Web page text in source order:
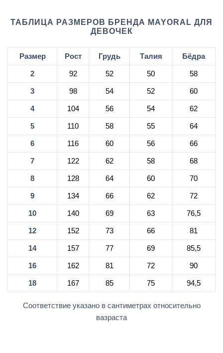
ТАБЛИЦА РАЗМЕРОВ БРЕНДА MAYORAL ДЛЯ
ДЕВОЧЕК
Размер Рост Грудь Талия Бёдра
2 92 52 50 58
3 98 54 52 60
4 104 56 54 62
5 110 58 55 64
6 116 60 56 66
7 122 62 58 68
8 128 64 60 70
9 134 66 62 72
10 140 69 63 76,5
12 152 73 66 81
14 157 77 69 85,5
16 162 81 72 90
18 167 85 75 94,5
Соответствие указано в сантиметрах относительно
вазраста